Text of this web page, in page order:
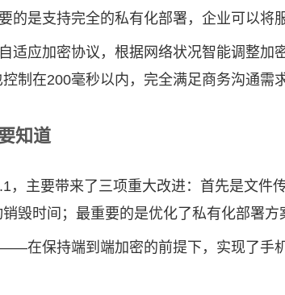
的是支持完全的私有化部署，企业可以将
应加密协议，根据网络状况智能调整加
制在200毫秒以内，完全满足商务沟通需求
知道
，主要带来了三项重大改进：首先是文
毁时间；最重要的是优化了私有化部署
在保持端到端加密的前提下，实现了手